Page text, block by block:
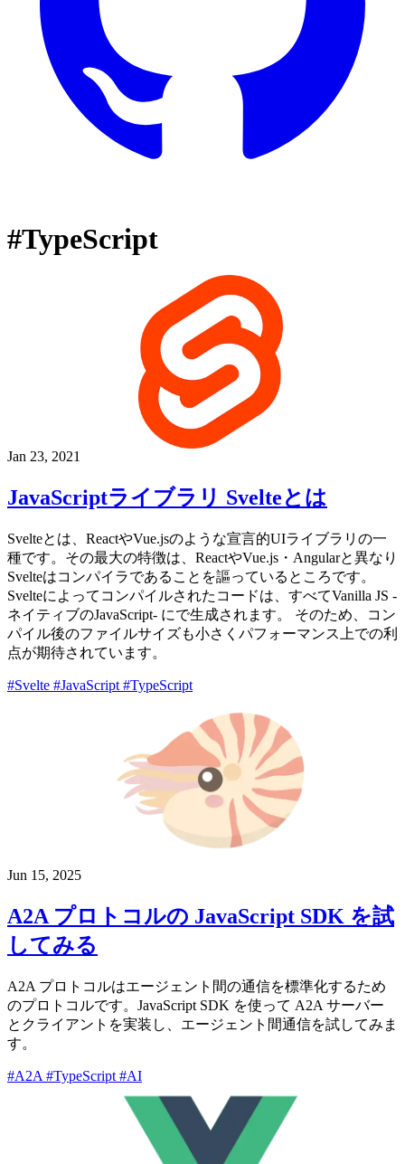
#TypeScript
Jan 23, 2021
JavaScriptライブラリ Svelteとは
Svelteとは、ReactやVue.jsのような宣言的UIライブラリの一
種です。その最大の特徴は、ReactやVue.js・Angularと異なり
Svelteはコンパイラであることを謳っているところです。
Svelteによってコンパイルされたコードは、すべてVanilla JS -
ネイティブのJavaScript- にで生成されます。 そのため、コン
パイル後のファイルサイズも小さくパフォーマンス上での利
点が期待されています。
#Svelte #JavaScript #TypeScript
Jun 15, 2025
A2A プロトコルの JavaScript SDK を試
してみる
A2A プロトコルはエージェント間の通信を標準化するため
のプロトコルです。JavaScript SDK を使って A2A サーバー
とクライアントを実装し、エージェント間通信を試してみま
す。
#A2A #TypeScript #AI